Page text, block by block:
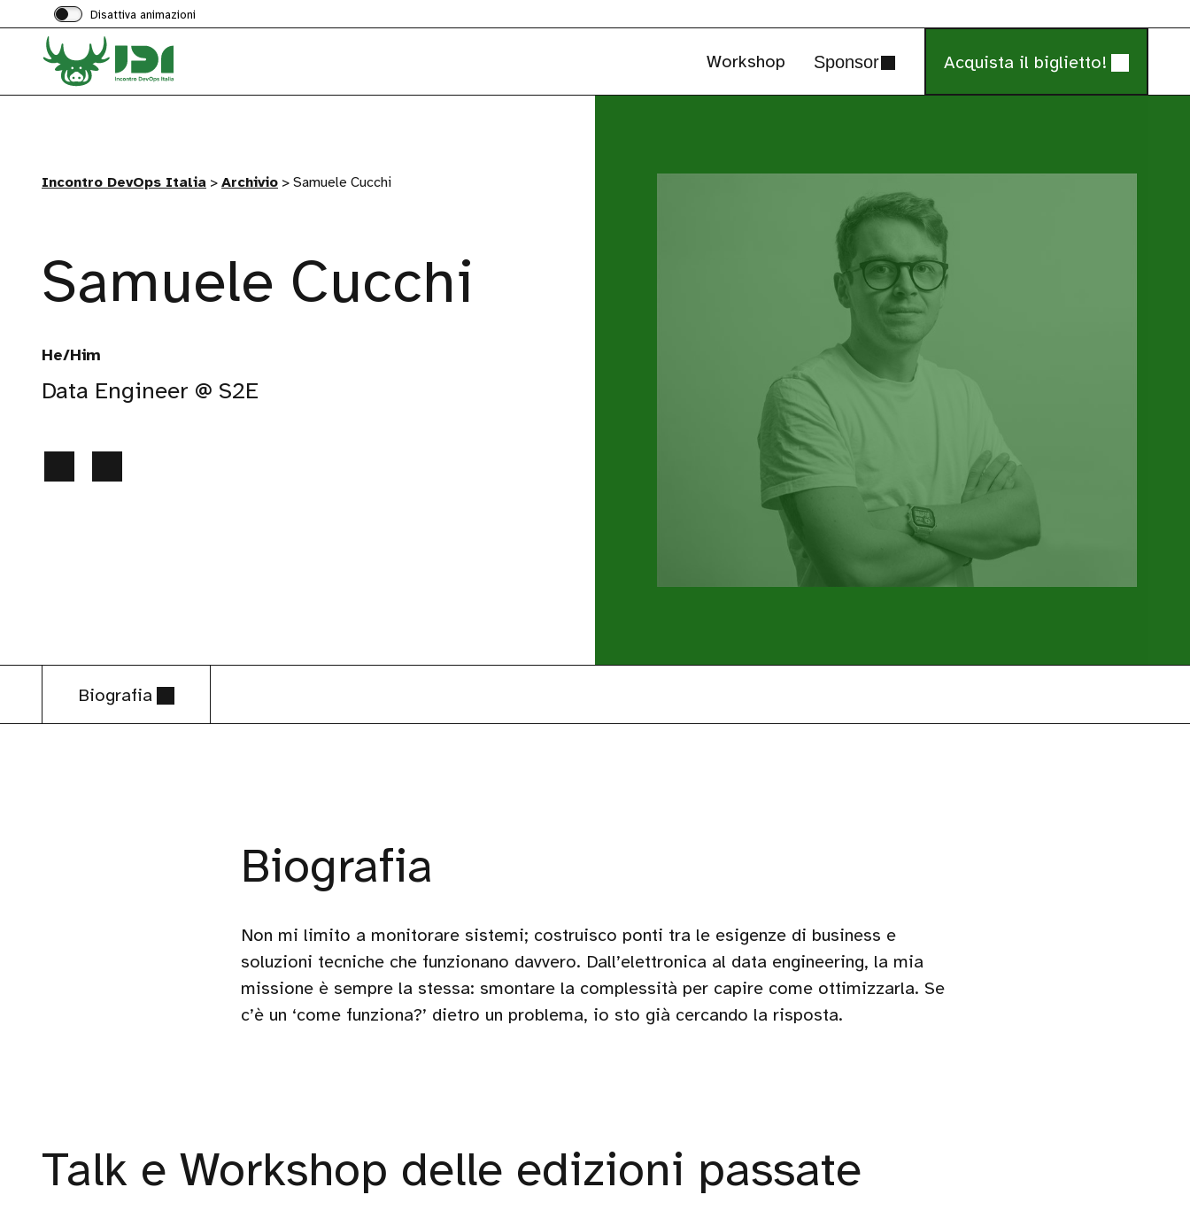
Disattiva animazioni
Workshop Sponsor Acquista il biglietto!
Incontro DevOps Italia >Archivio >Samuele Cucchi
Samuele Cucchi
He/Him
Data Engineer @ S2E
Biografia
Biografia
Non mi limito a monitorare sistemi; costruisco ponti tra le esigenze di business e
soluzioni tecniche che funzionano davvero. Dall’elettronica al data engineering, la mia
missione è sempre la stessa: smontare la complessità per capire come ottimizzarla. Se
c’è un ‘come funziona?’ dietro un problema, io sto già cercando la risposta.
Talk e Workshop delle edizioni passate